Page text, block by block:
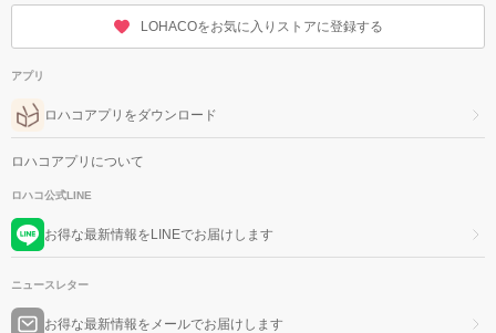
LOHACOをお気に入りストアに登録する
アプリ
ロハコアプリをダウンロード
ロハコアプリについて
ロハコ公式LINE
お得な最新情報をLINEでお届けします
ニュースレター
お得な最新情報をメールでお届けします